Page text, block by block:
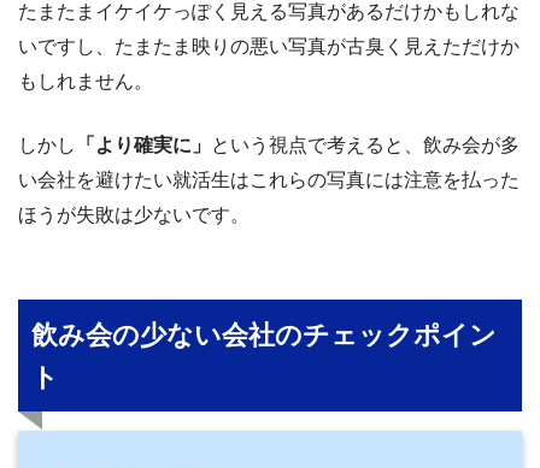
たまたまイケイケっぽく見える写真があるだけかもしれな
いですし、たまたま映りの悪い写真が古臭く見えただけか
もしれません。
しかし 「より確実に」 という視点で考えると、飲み会が多
い会社を避けたい就活生はこれらの写真には注意を払った
ほうが失敗は少ないです。
飲み会の少ない会社のチェックポイン
ト